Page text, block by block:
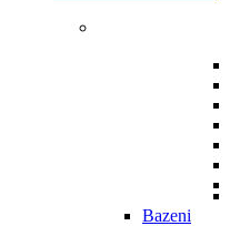
Bazeni